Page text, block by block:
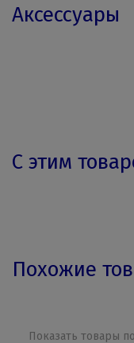
Аксессуары
С этим
Похожие
Показать товары